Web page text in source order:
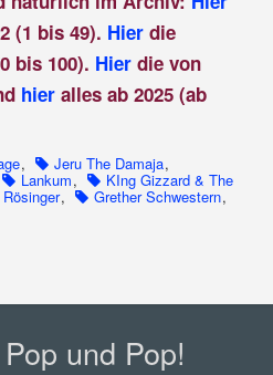
(1 bis 49). Hierdie
bis 100). Hier die von
hier alles ab 2025 (ab
, Jeru The Damaja,
Lankum, KIng Gizzard & The
, Grether Schwestern,
und Pop!